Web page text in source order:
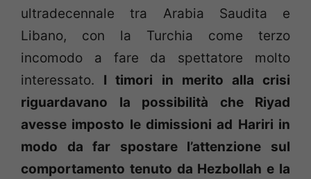
ultradecennale tra Arabia Saudita e
Libano, con la Turchia come terzo
incomodo a fare da spettatore molto
interessato. I timori in merito alla crisi
riguardavano la possibilità che Riyad
avesse imposto le dimissioni ad Hariri in
modo da far spostare l’attenzione sul
comportamento tenuto da Hezbollah e la